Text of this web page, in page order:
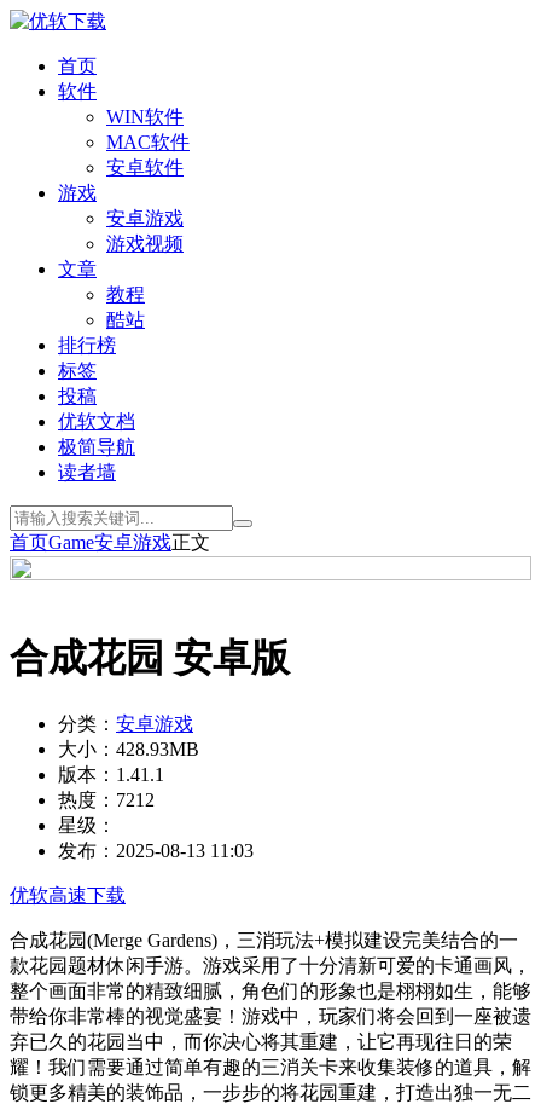
首页
软件
WIN软件
MAC软件
安卓软件
游戏
安卓游戏
游戏视频
文章
教程
酷站
排行榜
标签
投稿
优软文档
极简导航
读者墙
首页Game安卓游戏正文
合成花园 安卓版
分类： 安卓游戏
大小： 428.93MB
版本： 1.41.1
热度： 7212
星级：
发布： 2025-08-13 11:03
优软高速下载
合成花园(Merge Gardens)，三消玩法+模拟建设完美结合的一
款花园题材休闲手游。游戏采用了十分清新可爱的卡通画风，
整个画面非常的精致细腻，角色们的形象也是栩栩如生，能够
带给你非常棒的视觉盛宴！游戏中，玩家们将会回到一座被遗
弃已久的花园当中，而你决心将其重建，让它再现往日的荣
耀！我们需要通过简单有趣的三消关卡来收集装修的道具，解
锁更多精美的装饰品，一步步的将花园重建，打造出独一无二